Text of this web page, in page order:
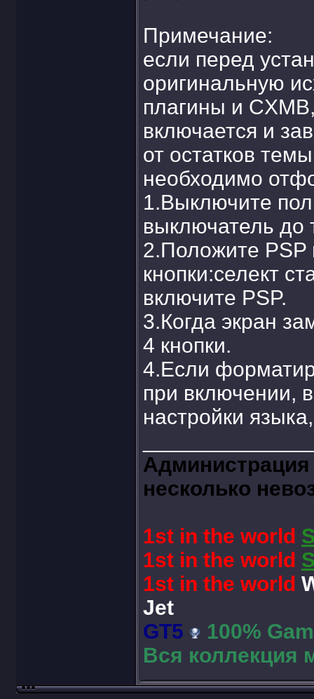
Примечание:
если перед
оригинальную
плагины и
включается и
от остатков
необходимо
1.Выключите
выключатель до
2.Положите PSP
кнопки:селект
включите PSP.
3.Когда экран
4 кнопки.
4.Если
при включении,
настройки
несколько
1st in the world
1st in the world
1st in the world
Jet
GT5
100%
Вся коллекция